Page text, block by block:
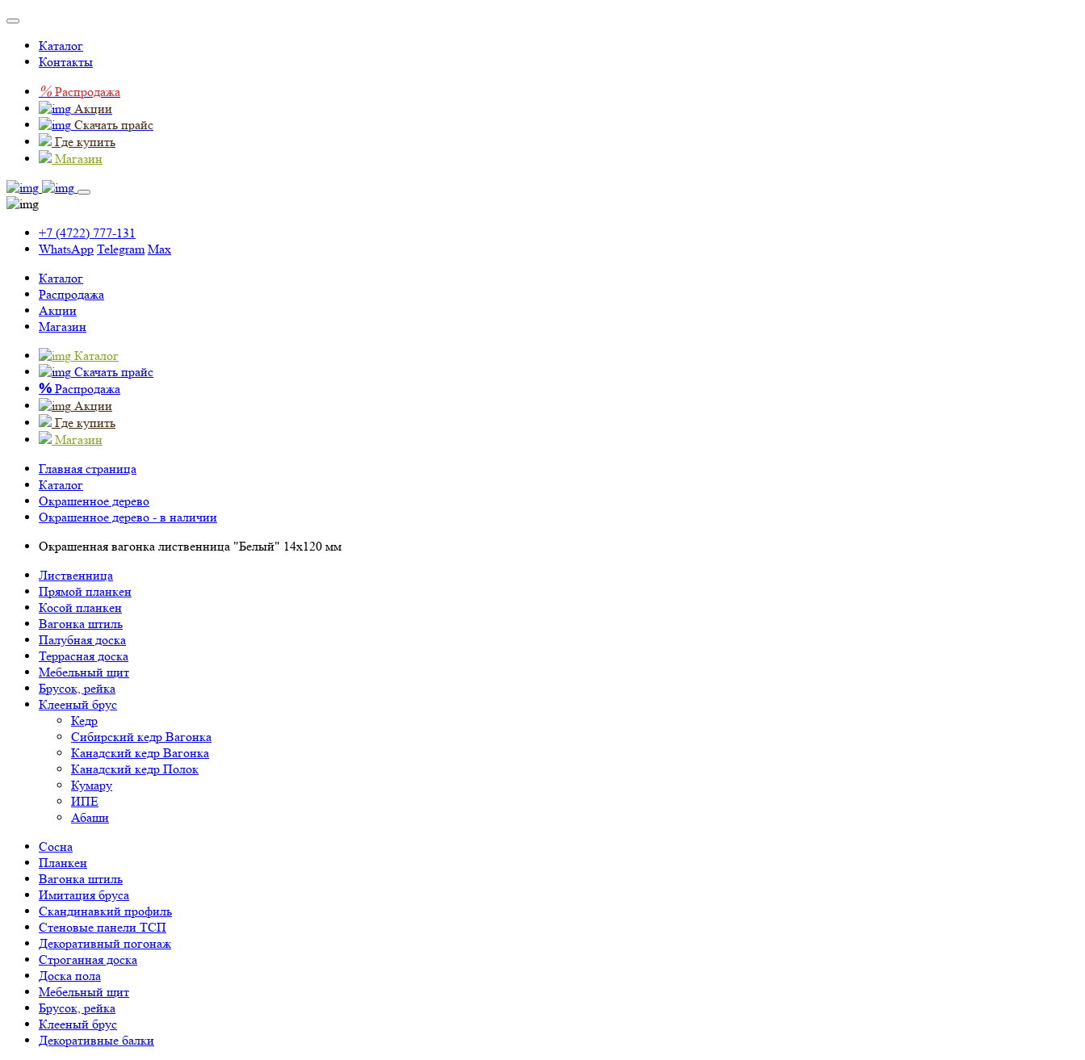
Каталог
Контакты
% Распродажа
Акции
Скачать прайс
Где купить
Магазин
+7 (4722) 777-131
WhatsApp Telegram Max
Каталог
Распродажа
Акции
Магазин
Каталог
Скачать прайс
% Распродажа
Акции
Где купить
Магазин
Главная страница
Каталог
Окрашенное дерево
Окрашенное дерево - в наличии
Окрашенная вагонка лиственница "Белый" 14х120 мм
Лиственница
Прямой планкен
Косой планкен
Вагонка штиль
Палубная доска
Террасная доска
Мебельный щит
Брусок, рейка
Клееный брус
Кедр
Сибирский кедр Вагонка
Канадский кедр Вагонка
Канадский кедр Полок
Кумару
ИПЕ
Абаши
Сосна
Планкен
Вагонка штиль
Имитация бруса
Скандинавкий профиль
Стеновые панели ТСП
Декоративный погонаж
Строганная доска
Доска пола
Мебельный щит
Брусок, рейка
Клееный брус
Декоративные балки